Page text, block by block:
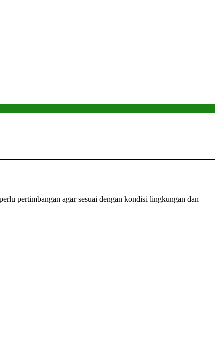
pertimbangan agar sesuai dengan kondisi lingkungan dan